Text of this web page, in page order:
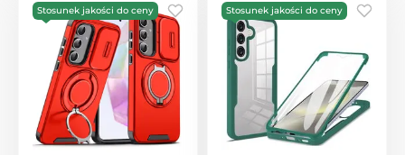
Stosunek jakości do ceny Stosunek jakości do ceny